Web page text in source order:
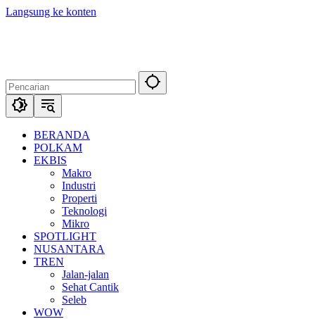
Langsung ke konten
BERANDA
POLKAM
EKBIS
Makro
Industri
Properti
Teknologi
Mikro
SPOTLIGHT
NUSANTARA
TREN
Jalan-jalan
Sehat Cantik
Seleb
WOW